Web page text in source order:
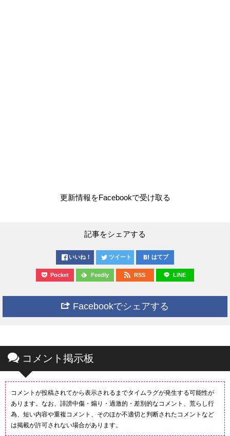
更新情報をFacebookで受け取る
記事をシェアする
いいね！ ツイート はてブ
Pocket Feedly RSS LINE
Facebookでシェアする
コメント掲示板
コメントが投稿されてから表示されるまでタイムラグが発生する可能性が
あります。なお、誹謗中傷・煽り・過激的・差別的なコメント、荒らし行
為、短い内容や重複コメント、そのほか不適切と判断されたコメントなど
は掲載が許可されない場合があります。